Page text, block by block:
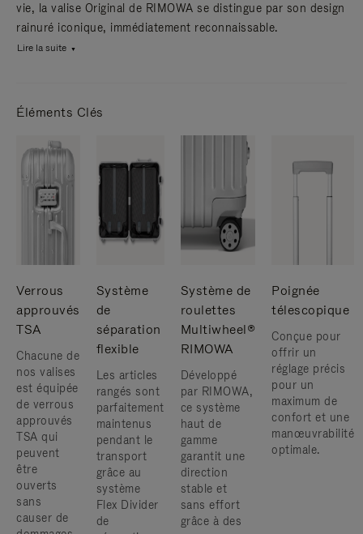
vie, la valise Original de RIMOWA se distingue par son design
rainuré iconique, immédiatement reconnaissable.
Lire la suite
Éléments Clés
Verrous
approuvés
TSA
Chacune de
nos valises
est équipée
de verrous
approuvés
TSA qui
peuvent
être
ouverts
sans
causer de
Système
de
séparation
flexible
Les articles
rangés sont
parfaitement
maintenus
pendant le
transport
grâce au
système
Flex Divider
de
Système de
roulettes
Multiwheel®
RIMOWA
Développé
par RIMOWA,
ce système
haut de
gamme
garantit une
direction
stable et
sans effort
grâce à des
Poignée
télescopique
Conçue pour
offrir un
réglage précis
pour un
maximum de
confort et une
manœuvrabilité
optimale.